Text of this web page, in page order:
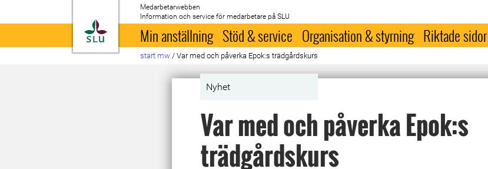
Till startsida
Medarbetarwebben
Information och service för medarbetare på SLU
Min anställning Stöd & service Organisation & styrning Riktade sidor
start mw / Var med och påverka Epok:s trädgårdskurs
Nyhet
Var med och påverka Epok:s
trädgårdskurs